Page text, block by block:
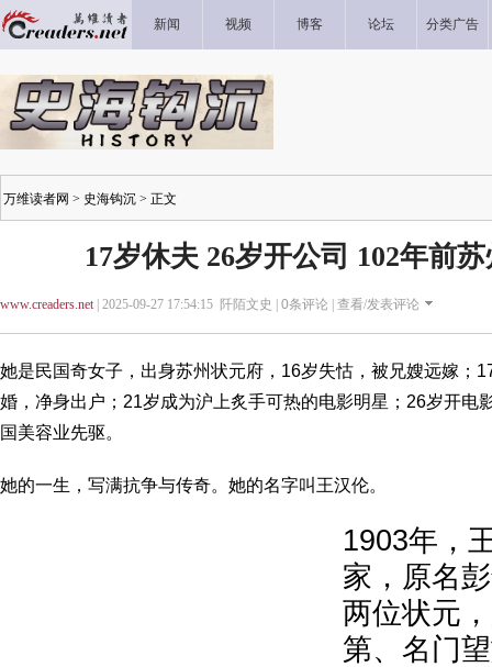
新闻 视频 博客 论坛 分类广告
万维读者网 > 史海钩沉 > 正文
17岁休夫 26岁开公司 102年前
www.creaders.net| 2025-09-27 17:54:15 阡陌文史 | 0条评论 | 查看/发表评论
她是民国奇女子，出身苏州状元府，16岁失怙，被兄嫂远嫁；
婚，净身出户；21岁成为沪上炙手可热的电影明星；26岁开电
国美容业先驱。
她的一生，写满抗争与传奇。她的名字叫王汉伦。
1903年，
家，原名
两位状元
第、名门